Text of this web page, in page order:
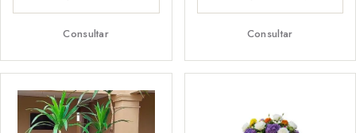
Consultar Consultar